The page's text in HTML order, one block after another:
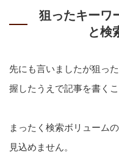
狙ったキーワ
と検
先にも言いましたが狙っ
握したうえで記事を書く
まったく検索ボリューム
見込めません。